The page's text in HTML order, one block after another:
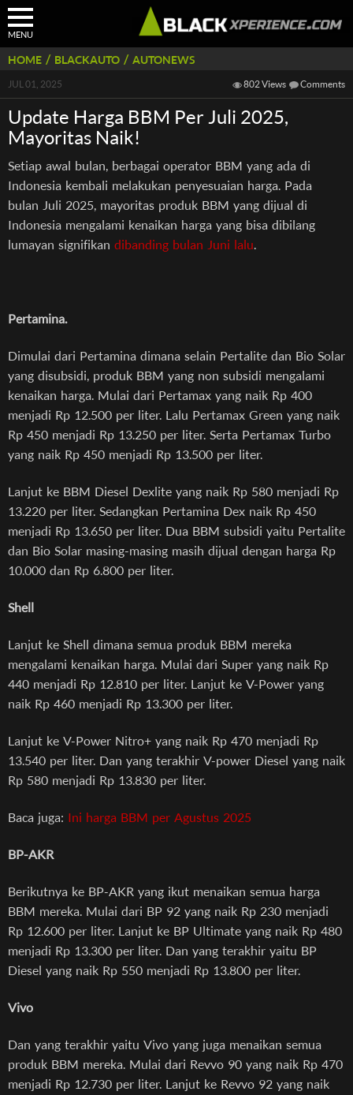
MENU
HOME / BLACKAUTO / AUTONEWS
JUL 01, 2025 802 Views Comments
Update Harga BBM Per Juli 2025,
Mayoritas Naik!
Setiap awal bulan, berbagai operator BBM yang ada di
Indonesia kembali melakukan penyesuaian harga. Pada
bulan Juli 2025, mayoritas produk BBM yang dijual di
Indonesia mengalami kenaikan harga yang bisa dibilang
lumayan signifikan dibanding bulan Juni lalu.
Pertamina.
Dimulai dari Pertamina dimana selain Pertalite dan Bio Solar
yang disubsidi, produk BBM yang non subsidi mengalami
kenaikan harga. Mulai dari Pertamax yang naik Rp 400
menjadi Rp 12.500 per liter. Lalu Pertamax Green yang naik
Rp 450 menjadi Rp 13.250 per liter. Serta Pertamax Turbo
yang naik Rp 450 menjadi Rp 13.500 per liter.
Lanjut ke BBM Diesel Dexlite yang naik Rp 580 menjadi Rp
13.220 per liter. Sedangkan Pertamina Dex naik Rp 450
menjadi Rp 13.650 per liter. Dua BBM subsidi yaitu Pertalite
dan Bio Solar masing-masing masih dijual dengan harga Rp
10.000 dan Rp 6.800 per liter.
Shell
Lanjut ke Shell dimana semua produk BBM mereka
mengalami kenaikan harga. Mulai dari Super yang naik Rp
440 menjadi Rp 12.810 per liter. Lanjut ke V-Power yang
naik Rp 460 menjadi Rp 13.300 per liter.
Lanjut ke V-Power Nitro+ yang naik Rp 470 menjadi Rp
13.540 per liter. Dan yang terakhir V-power Diesel yang naik
Rp 580 menjadi Rp 13.830 per liter.
Baca juga: Ini harga BBM per Agustus 2025
BP-AKR
Berikutnya ke BP-AKR yang ikut menaikan semua harga
BBM mereka. Mulai dari BP 92 yang naik Rp 230 menjadi
Rp 12.600 per liter. Lanjut ke BP Ultimate yang naik Rp 480
menjadi Rp 13.300 per liter. Dan yang terakhir yaitu BP
Diesel yang naik Rp 550 menjadi Rp 13.800 per liter.
Vivo
Dan yang terakhir yaitu Vivo yang juga menaikan semua
produk BBM mereka. Mulai dari Revvo 90 yang naik Rp 470
menjadi Rp 12.730 per liter. Lanjut ke Revvo 92 yang naik